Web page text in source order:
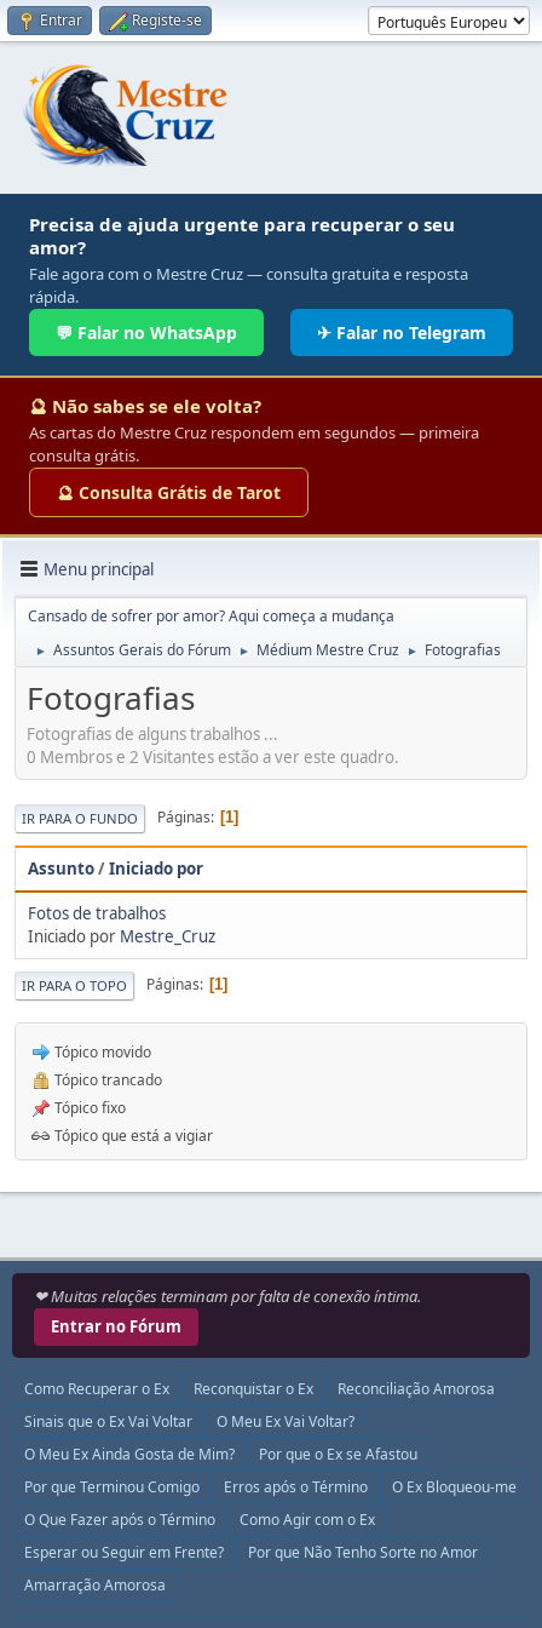
Entrar Registe-se
Precisa de ajuda urgente para recuperar o seu
amor?
Fale agora com o Mestre Cruz — consulta gratuita e resposta
rápida.
💬 Falar no WhatsApp ✈ Falar no Telegram
🔮 Não sabes se ele volta?
As cartas do Mestre Cruz respondem em segundos — primeira
consulta grátis.
🔮 Consulta Grátis de Tarot
Menu principal
Cansado de sofrer por amor? Aqui começa a mudança
► Assuntos Gerais do Fórum ► Médium Mestre Cruz ► Fotografias
Fotografias
Fotografias de alguns trabalhos ...
0 Membros e 2 Visitantes estão a ver este quadro.
IR PARA O FUNDO Páginas 1
Assunto/Iniciado por
Fotos de trabalhos
Iniciado por Mestre_Cruz
IR PARA O TOPO Páginas 1
Tópico movido
Tópico trancado
Tópico fixo
Tópico que está a vigiar
❤ Muitas relações terminam por falta de conexão íntima.
Entrar no Fórum
Como Recuperar o Ex Reconquistar o Ex
Reconciliação Amorosa
Sinais que o Ex Vai Voltar
O Meu Ex Vai Voltar?
O Meu Ex Ainda Gosta de Mim?
Por que o Ex se Afastou
Por que Terminou Comigo
Erros após o Término
O Ex Bloqueou-me
O Que Fazer após o Término
Como Agir com o Ex
Esperar ou Seguir em Frente?
Por que Não Tenho Sorte no Amor
Amarração Amorosa